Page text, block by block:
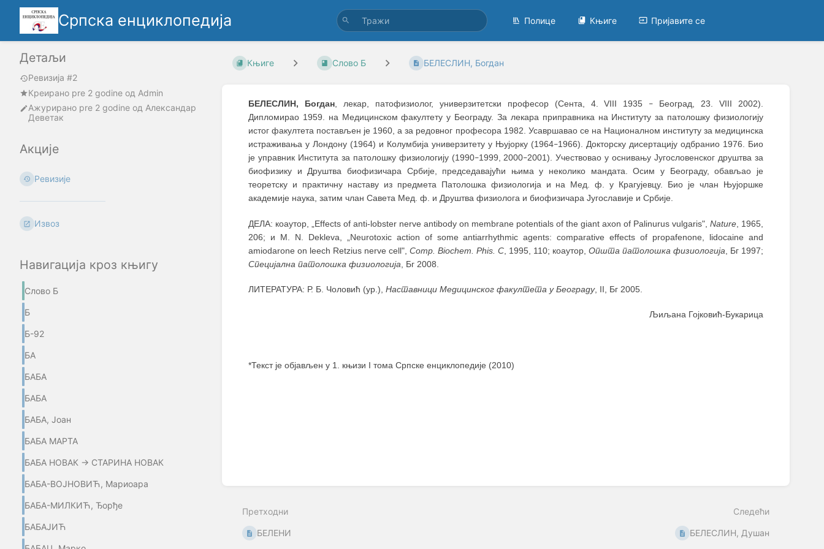
Српска енциклопедија Полице Књиге Пријавите се
Детаљи
Ревизија #2
Креирано pre 2 godine oд Admin
Ажурирано pre 2 godine од Александар
Деветак
Акције
Ревизије
Извоз
Навигација кроз књигу
Слово Б
Б
Б-92
БА
БАБА
БАБА
БАБА, Јоан
БАБА МАРТА
БАБА НОВАК → СТАРИНА НОВАК
БАБА-ВОЈНОВИЋ, Мариоара
БАБА-МИЛКИЋ, Ђорђе
БАБАЈИЋ
Књиге Слово Б БЕЛЕСЛИН, Богдан
БЕЛЕСЛИН, Богдан, лекар, патофизиолог, универзитетски професор (Сента, 4. VIII 1935 – Београд, 23. VIII 2002).
Дипломирао 1959. на Медицинском факултету у Београду. За лекара приправника на Институту за патолошку физиологију
истог факултета постављен је 1960, а за редовног професора 1982. Усавршавао се на Националном институту за медицинска
истраживања у Лондону (1964) и Колумбија универзитету у Њујорку (1964–1966). Докторску дисертацију одбранио 1976. Био
је управник Института за патолошку физиологију (1990–1999, 2000–2001). Учествовао у оснивању Југословенског друштва за
биофизику и Друштва биофизичара Србије, председавајући њима у неколико мандата. Oсим у Београду, обављао je
теоретску и практичну наставу из предмета Патолошка физиологија и на Мед. ф. у Крагујевцу. Био је члан Њујоршке
академије наука, затим члан Савета Мед. ф. и Друштва физиолога и биофизичара Југославије и Србије.
ДЕЛА: коаутор, „Effects of anti-lobster nerve antibody on membrane potentials of the giant axon of Palinurus vulgaris", Nature , 1965,
206; и M. N. Dekleva, „Neurotoxic action of some antiarrhythmic agents: comparative effects of propafenone, lidocaine and
amiodarone on leech Retzius nerve cell", Comp. Biochem. Phis. C , 1995, 110; коаутор, Општа патолошка физиологија , Бг 1997;
Специјалнa патолошкa физиологијa , Бг 2008.
ЛИТЕРАТУРА: Р. Б. Чоловић (ур.), Наставници Медицинског факултета у Београду, II, Бг 2005.
Љиљана Гојковић-Букарица
*Текст је објављен у 1. књизи I тома Српске енциклопедије (2010)
Претходни
БЕЛЕНИ
Следећи
БЕЛЕСЛИН, Душан